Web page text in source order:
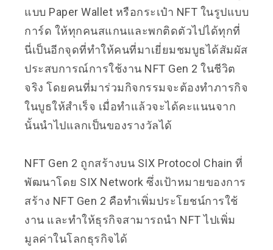
แบบ Paper Wallet หรือกระเป๋า NFT ในรูปแบบ
การ์ด ให้ทุกคนสแกนและพกติดตัวไปได้ทุกที่
นี่เป็นอีกจุดที่ทำให้คนที่มาเยี่ยมชมบูธได้สัมผัส
ประสบการณ์การใช้งาน NFT Gen 2 ในชีวิต
จริง โดยคนที่มาร่วมกิจกรรมจะต้องทำภารกิจ
ในบูธให้สำเร็จ เมื่อทำแล้วจะได้คะแนนจาก
นั้นนำไปแลกเป็นของรางวัลได้
NFT Gen 2 ถูกสร้างบน SIX Protocol Chain ที่
พัฒนาโดย SIX Network ซึ่งเป้าหมายของการ
สร้าง NFT Gen 2 คือทำเพิ่มประโยชน์การใช้
งาน และทำให้ธุรกิจสามารถนำ NFT ไปเพิ่ม
มูลค่าในโลกธุรกิจได้